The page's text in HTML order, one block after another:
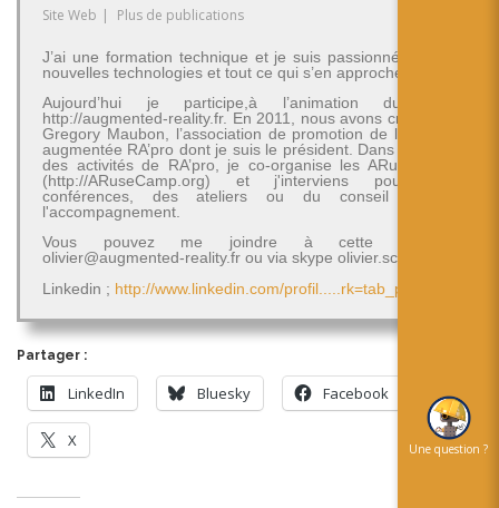
Site Web | Plus de publications
J’ai une formation technique et je suis passionné par les
nouvelles technologies et tout ce qui s’en approche.
Aujourd’hui je participe,à l’animation du blog
http://augmented-reality.fr. En 2011, nous avons créé avec
Gregory Maubon, l’association de promotion de la réalité
augmentée RA’pro dont je suis le président. Dans le cadre
des activités de RA’pro, je co-organise les ARuseCamp
(http://ARuseCamp.org) et j'interviens pour des
conférences, des ateliers ou du conseil et de
l'accompagnement.
Vous pouvez me joindre à cette adresse
olivier@augmented-reality.fr ou via skype olivier.schimpf
Linkedin ; http://www.linkedin.com/profil.....rk=tab_pro
Partager :
LinkedIn Bluesky Facebook
X Une question ?